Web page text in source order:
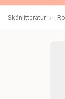
Skönlitteratur